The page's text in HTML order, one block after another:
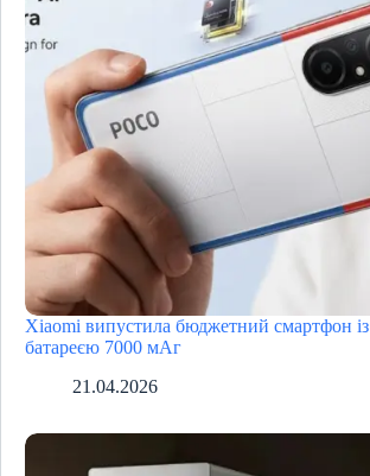
Xiaomi випустила бюджетний смартфон із
батареєю 7000 мАг
21.04.2026